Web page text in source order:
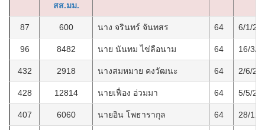
สส.มม.
87 600 นาง จรินทร์ จันทสร 64 6/1/
96 8482 นาย นันทม ไข่ลือนาม 64 16/3/
432 2918 นางสมหมาย คงวัฒนะ 64 2/6/
428 12814 นายเฟื่อง อ่วมมา 64 5/5/
407 6060 นายอิน โพธารากุล 64 28/12/